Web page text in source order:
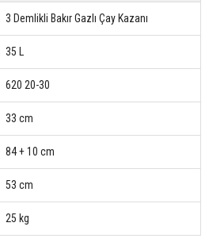
3 Demlikli Bakır Gazlı Çay Kazanı
35 L
620 20-30
33 cm
84 + 10 cm
53 cm
25 kg